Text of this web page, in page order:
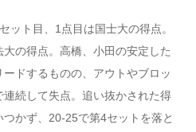
ット目、1点目は国士大の得点。
の得点。高橋、小田の安定した
ドするものの、アウトやブロッ
続して失点。追い抜かされた得
かず、20-25で第4セットを落と